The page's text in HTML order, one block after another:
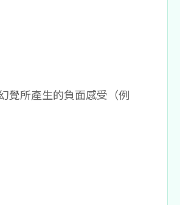
覺所產生的負面感受（例